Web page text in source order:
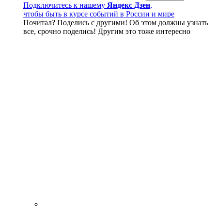
Подключитесь к нашему Яндекс Дзен,
чтобы быть в курсе событий в России и мире
Почитал? Поделись с другими! Об этом должны узнать
все, срочно поделись! Другим это тоже интересно